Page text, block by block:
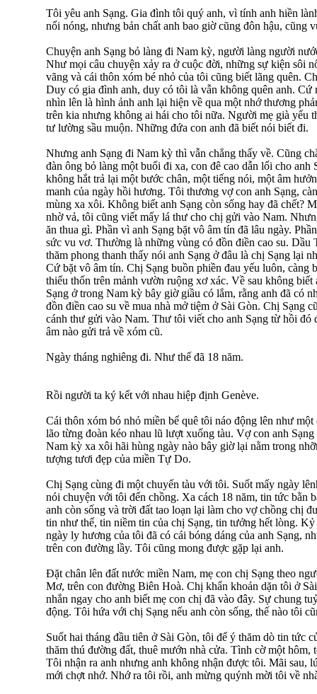
Tôi yêu anh Sạng. Gia đình tôi quý anh, vì tính anh hiền
nổi nóng, nhưng bản chất anh bao giờ cũng đôn hậu, cũng
Chuyện anh Sạng bỏ làng đi Nam kỳ, người làng người
Như mọi câu chuyện xảy ra ở cuộc đời, những sự kiện sôi
vãng và cái thôn xóm bé nhỏ của tôi cũng biết lãng quên.
Duy có gia đình anh, duy có tôi là vẫn không quên anh. Cứ
nhìn lên là hình ảnh anh lại hiện về qua một nhớ thương
trên kia nhưng không ai hái cho tôi nữa. Người mẹ già yếu
tư lường sầu muộn. Những đứa con anh đã biết nói biết đi.
Nhưng anh Sạng đi Nam kỳ thì vẫn chẳng thấy về. Cũng
đàn ông bỏ làng một buổi đi xa, con đê cao dẫn lối cho anh
không hắt trả lại một bước chân, một tiếng nói, một âm
manh của ngày hồi hương. Tôi thương vợ con anh Sạng,
mùng xa xôi. Không biết anh Sạng còn sống hay đã chết?
nhờ vả, tôi cũng viết mấy lá thư cho chị gửi vào Nam.
ăn thua gì. Phần vì anh Sạng bặt vô âm tín đã lâu ngày.
sức vu vơ. Thường là những vùng có đồn điền cao su.
thăm phong thanh thấy nói anh Sạng ở đâu là chị Sạng lại
Cứ bặt vô âm tín. Chị Sạng buồn phiền đau yếu luôn, càng
thiếu thốn trên mảnh vườn ruộng xơ xác. Về sau không biết
Sạng ở trong Nam kỳ bây giờ giầu có lắm, rằng anh đã có
đồn điền cao su về mua nhà mở tiệm ở Sài Gòn. Chị Sạng
cánh thư gửi vào Nam. Thư tôi viết cho anh Sạng từ hồi đó
âm nào gửi trả về xóm cũ.
Ngày tháng nghiêng đi. Như thế đã 18 năm.
Rồi người ta ký kết với nhau hiệp định Genève.
Cái thôn xóm bó nhỏ miền bể quê tôi náo động lên như
lão từng đoàn kéo nhau lũ lượt xuống tàu. Vợ con anh
Nam kỳ xa xôi hãi hùng ngày nào bây giờ lại nằm trong
tượng tươi đẹp của miền Tự Do.
Chị Sạng cùng đi một chuyến tàu với tôi. Suốt mấy ngày
nói chuyện với tôi đến chồng. Xa cách 18 năm, tin tức bằn
anh còn sống và trời đất tao loạn lại làm cho vợ chồng chị
tin như thế, tin niềm tin của chị Sạng, tin tưởng hết lòng.
ngày ly hương của tôi đã có cái bóng dáng của anh Sạng,
trên con đường lầy. Tôi cũng mong được gặp lại anh.
Đặt chân lên đất nước miền Nam, mẹ con chị Sạng theo
Mơ, trên con đường Biên Hoà. Chị khẩn khoản dặn tôi ở
nhắn ngay cho anh biết mẹ con chị đã vào đây. Sự chung
động. Tôi hứa với chị Sạng nếu anh còn sống, thế nào tôi
Suốt hai tháng đầu tiên ở Sài Gòn, tôi để ý thăm dò tin tức
thăm thú đường đất, thuê mướn nhà cửa. Tình cờ một hôm,
Tôi nhận ra anh nhưng anh không nhận được tôi. Mãi sau,
mới chợt nhớ. Nhớ ra tôi rồi, anh mừng quýnh mời tôi về